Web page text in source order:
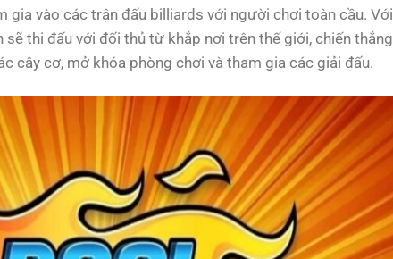
gia vào các trận đấu billiards với người chơi toàn cầu. Với
thi đấu với đối thủ từ khắp nơi trên thế giới, chiến thắng
cây cơ, mở khóa phòng chơi và tham gia các giải đấu.